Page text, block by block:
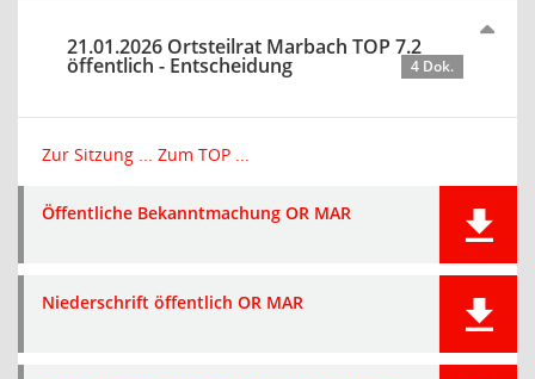
21.01.2026 Ortsteilrat Marbach TOP 7.2
öffentlich - Entscheidung 4 Dok.
Zur Sitzung ... Zum TOP ...
Öffentliche Bekanntmachung OR MAR
Niederschrift öffentlich OR MAR